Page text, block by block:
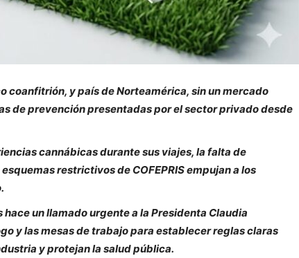
coanfitrión, y país de Norteamérica, sin un mercado
de prevención presentadas por el sector privado desde
cannábicas durante sus viajes, la falta de
restrictivos de COFEPRIS empujan a los
un llamado urgente a la Presidenta Claudia
y las mesas de trabajo para establecer reglas claras
y protejan la salud pública.